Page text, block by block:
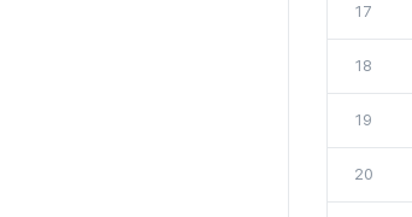
17
18
19
20